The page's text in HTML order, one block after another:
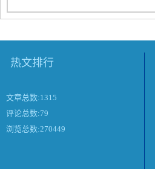
热文排行
文章总数:1315
评论总数:79
浏览总数:270449